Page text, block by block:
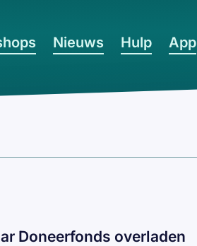
Nieuws Hulp App
Doneerfonds overladen